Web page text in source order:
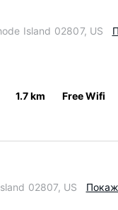
Island 02807, US
1.7 km Free Wifi
02807, US